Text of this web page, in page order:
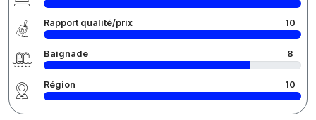
Rapport qualité/prix 10
Baignade 8
Région 10